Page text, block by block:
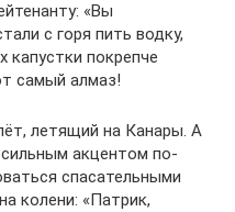
«Вы
с горя пить водку,
покрепче
самый алмаз!
летящий на Канары. А
акцентом по-
спасательными
колени: «Патрик,